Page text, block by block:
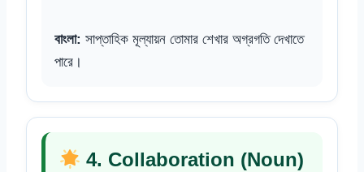
বাংলা: সাপ্তাহিক মূল্যায়ন তোমার শেখার অগ্রগতি দেখাতে
পারে।
4. Collaboration (Noun)